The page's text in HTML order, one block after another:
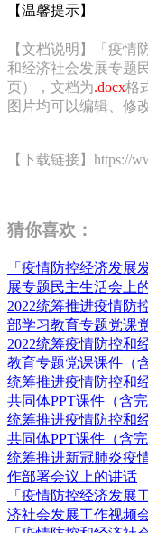
【温馨提示】
【文档说明】「疫情
和经济社会发展专题
页），文档为.docx格
图片均可以编辑、修改
【下载链接】https://
猜你喜欢：
「疫情防控经济发展
展专题民主生活会上
2022统筹推进疫情防
部学习教育专题党课
2022统筹疫情防控和
教育专题党课课件（
统筹推进疫情防控和
共同体PPT课件（含
统筹推进疫情防控和
共同体PPT课件（含完
统筹推进新冠肺炎疫
作部署会议上的讲话
「疫情防控经济发展
济社会发展工作视频